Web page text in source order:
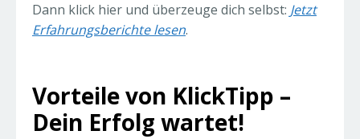
Dann klick hier und überzeuge dich selbst: Jetzt
Erfahrungsberichte lesen.
Vorteile von KlickTipp –
Dein Erfolg wartet!